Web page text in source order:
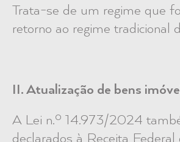
Trata-se de um regime que
retorno ao regime tradicional
II. Atualização de bens
A Lei n.º 14.973/2024
declarados à Receita